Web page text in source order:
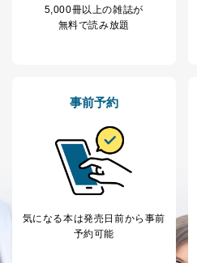
5,000冊以上の雑誌が
無料で読み放題
事前予約
気になる本は発売日前から事前
予約可能